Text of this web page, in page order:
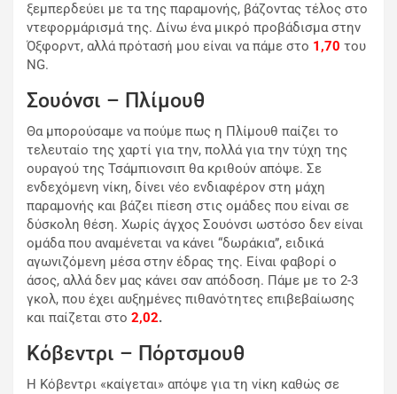
ξεμπερδεύει με τα της παραμονής, βάζοντας τέλος στο
ντεφορμάρισμά της. Δίνω ένα μικρό προβάδισμα στην
Όξφορντ, αλλά πρότασή μου είναι να πάμε στο 1,70 του
NG.
Σουόνσι – Πλίμουθ
Θα μπορούσαμε να πούμε πως η Πλίμουθ παίζει το
τελευταίο της χαρτί για την, πολλά για την τύχη της
ουραγού της Τσάμπιονσιπ θα κριθούν απόψε. Σε
ενδεχόμενη νίκη, δίνει νέο ενδιαφέρον στη μάχη
παραμονής και βάζει πίεση στις ομάδες που είναι σε
δύσκολη θέση. Χωρίς άγχος Σουόνσι ωστόσο δεν είναι
ομάδα που αναμένεται να κάνει “δωράκια”, ειδικά
αγωνιζόμενη μέσα στην έδρας της. Είναι φαβορί ο
άσος, αλλά δεν μας κάνει σαν απόδοση. Πάμε με το 2-3
γκολ, που έχει αυξημένες πιθανότητες επιβεβαίωσης
και παίζεται στο 2,02.
Κόβεντρι – Πόρτσμουθ
Η Κόβεντρι «καίγεται» απόψε για τη νίκη καθώς σε